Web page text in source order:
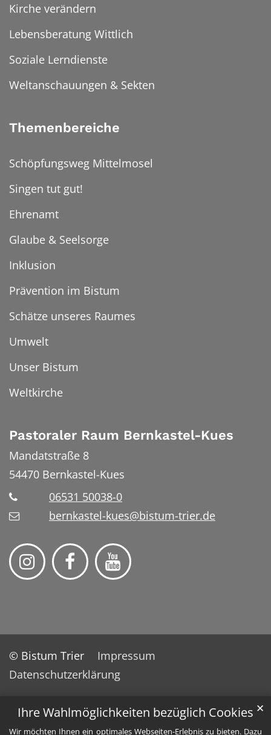
Ihre Wahlmöglichkeiten bezüglich Cookies
Wir möchten Ihnen ein optimales Webseiten-Erlebnis zu bieten. Dazu
✕
Kirche verändern
Lebensberatung Wittlich
Soziale Lerndienste
Weltanschauungen & Sekten
Themenbereiche
Schöpfungsweg Mittelmosel
Singen tut gut!
Ehrenamt
Glaube & Seelsorge
Inklusion
Prävention im Bistum
Schätze unseres Raumes
Umwelt
Unser Bistum
Weltkirche
Pastoraler Raum Bernkastel-Kues
Mandatstraße 8
54470 Bernkastel-Kues
06531 50038-0
bernkastel-kues@bistum-trier.de
© Bistum Trier
Impressum
Datenschutzerklärung